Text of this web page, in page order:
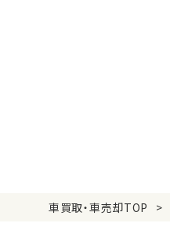
車買取・車売却TOP